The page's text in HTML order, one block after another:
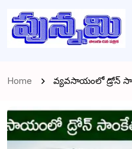
Home వ్యవసాయంలో డ్రోన్